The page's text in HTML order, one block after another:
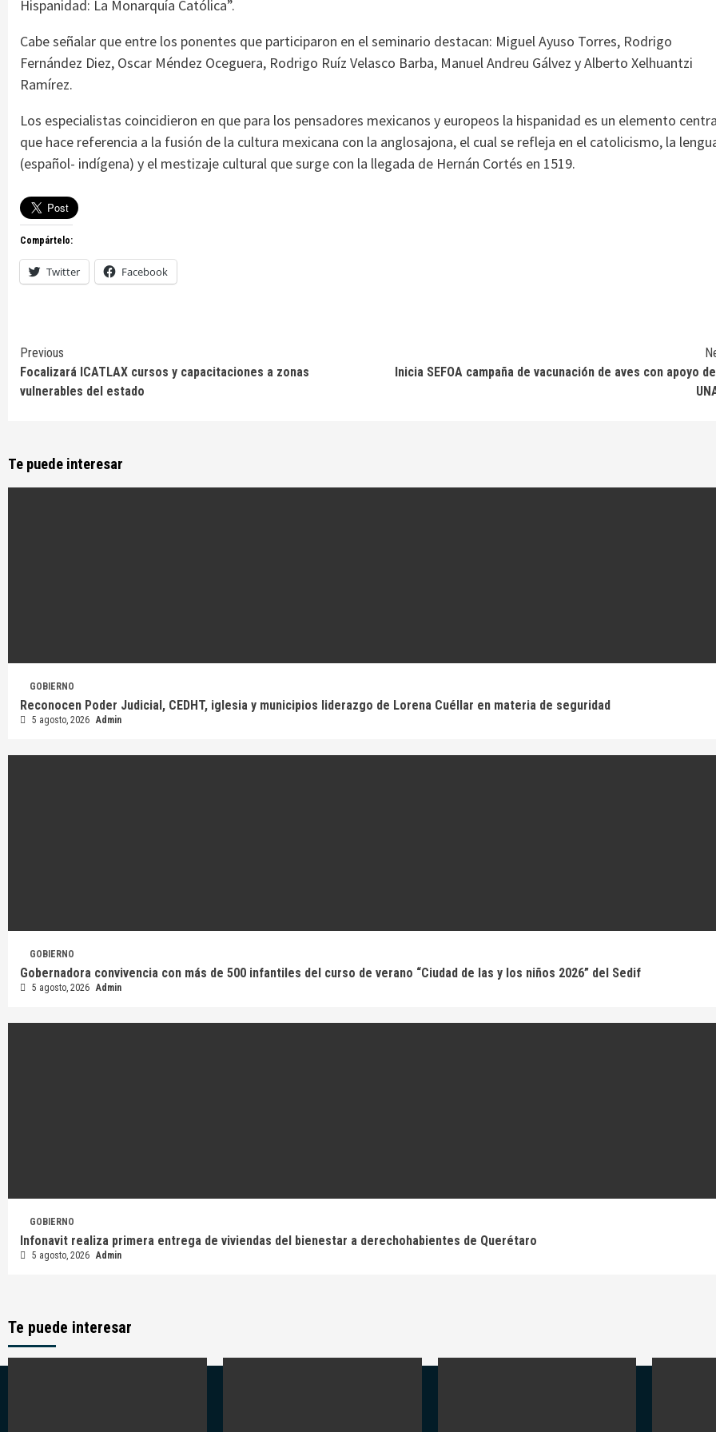
Hispanidad: La Monarquía Católica”.
Cabe señalar que entre los ponentes que participaron en el seminario destacan: Miguel Ayuso Torres, Rodrigo
Fernández Diez, Oscar Méndez Oceguera, Rodrigo Ruíz Velasco Barba, Manuel Andreu Gálvez y Alberto Xelhuantzi
Ramírez.
Los especialistas coincidieron en que para los pensadores mexicanos y europeos la hispanidad es un elemento
que hace referencia a la fusión de la cultura mexicana con la anglosajona, el cual se refleja en el catolicismo, la
(español- indígena) y el mestizaje cultural que surge con la llegada de Hernán Cortés en 1519.
Compártelo:
Twitter Facebook
Continue
Reading
Previous
Focalizará ICATLAX cursos y capacitaciones a zonas
vulnerables del estado
Inicia SEFOA campaña de vacunación de aves con apoyo
Te puede interesar
GOBIERNO
Reconocen Poder Judicial, CEDHT, iglesia y municipios liderazgo de Lorena Cuéllar en materia de seguridad
5 agosto, 2026 Admin
GOBIERNO
Gobernadora convivencia con más de 500 infantiles del curso de verano “Ciudad de las y los niños 2026” del Sedif
5 agosto, 2026 Admin
GOBIERNO
Infonavit realiza primera entrega de viviendas del bienestar a derechohabientes de Querétaro
5 agosto, 2026 Admin
Te puede interesar